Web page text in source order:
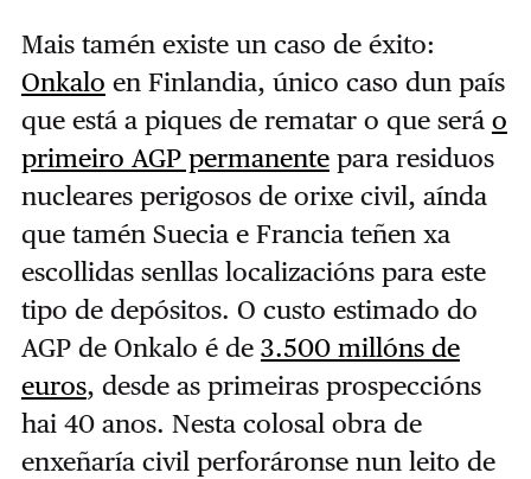
Mais tamén existe un caso de éxito:
Onkalo en Finlandia, único caso dun país
que está a piques de rematar o que será o
primeiro AGP permanentepara residuos
nucleares perigosos de orixe civil, aínda
que tamén Suecia e Francia teñen xa
escollidas senllas localizacións para este
tipo de depósitos. O custo estimado do
AGP de Onkalo é de 3.500 millóns de
euros, desde as primeiras prospeccións
hai 40 anos. Nesta colosal obra de
enxeñaría civil perforáronse nun leito de